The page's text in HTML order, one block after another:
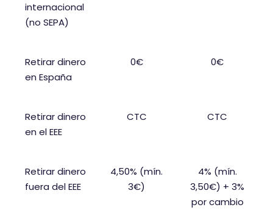
internacional
(no SEPA)
Retirar dinero
en España
0€ 0€
Retirar dinero
en el EEE
CTC CTC
Retirar dinero
fuera del EEE
4,50% (mín.
3€)
4% (mín.
3,50€) + 3%
por cambio